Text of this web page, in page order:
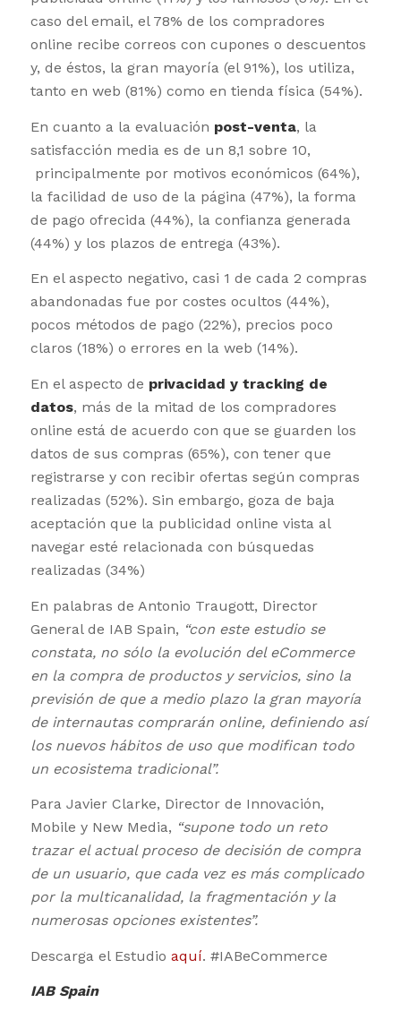
caso del email, el 78% de los compradores
online recibe correos con cupones o descuentos
y, de éstos, la gran mayoría (el 91%), los utiliza,
tanto en web (81%) como en tienda física (54%).
En cuanto a la evaluación post-venta, la
satisfacción media es de un 8,1 sobre 10,
principalmente por motivos económicos (64%),
la facilidad de uso de la página (47%), la forma
de pago ofrecida (44%), la confianza generada
(44%) y los plazos de entrega (43%).
En el aspecto negativo, casi 1 de cada 2 compras
abandonadas fue por costes ocultos (44%),
pocos métodos de pago (22%), precios poco
claros (18%) o errores en la web (14%).
En el aspecto de privacidad y tracking de
datos, más de la mitad de los compradores
online está de acuerdo con que se guarden los
datos de sus compras (65%), con tener que
registrarse y con recibir ofertas según compras
realizadas (52%). Sin embargo, goza de baja
aceptación que la publicidad online vista al
navegar esté relacionada con búsquedas
realizadas (34%)
En palabras de Antonio Traugott, Director
General de IAB Spain, “con este estudio se
constata, no sólo la evolución del eCommerce
en la compra de productos y servicios, sino la
previsión de que a medio plazo la gran mayoría
de internautas comprarán online, definiendo así
los nuevos hábitos de uso que modifican todo
un ecosistema tradicional”.
Para Javier Clarke, Director de Innovación,
Mobile y New Media, “supone todo un reto
trazar el actual proceso de decisión de compra
de un usuario, que cada vez es más complicado
por la multicanalidad, la fragmentación y la
numerosas opciones existentes”.
Descarga el Estudio aquí. #IABeCommerce
IAB Spain